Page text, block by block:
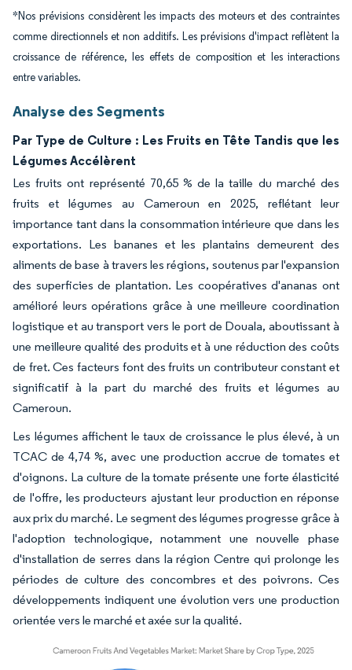
*Nos prévisions considèrent les impacts des moteurs et des contraintes
comme directionnels et non additifs. Les prévisions d'impact reflètent la
croissance de référence, les effets de composition et les interactions
entre variables.
Analyse des Segments
Par Type de Culture : Les Fruits en Tête Tandis que les
Légumes Accélèrent
Les fruits ont représenté 70,65 % de la taille du marché des
fruits et légumes au Cameroun en 2025, reflétant leur
importance tant dans la consommation intérieure que dans les
exportations. Les bananes et les plantains demeurent des
aliments de base à travers les régions, soutenus par l'expansion
des superficies de plantation. Les coopératives d'ananas ont
amélioré leurs opérations grâce à une meilleure coordination
logistique et au transport vers le port de Douala, aboutissant à
une meilleure qualité des produits et à une réduction des coûts
de fret. Ces facteurs font des fruits un contributeur constant et
significatif à la part du marché des fruits et légumes au
Cameroun.
Les légumes affichent le taux de croissance le plus élevé, à un
TCAC de 4,74 %, avec une production accrue de tomates et
d'oignons. La culture de la tomate présente une forte élasticité
de l'offre, les producteurs ajustant leur production en réponse
aux prix du marché. Le segment des légumes progresse grâce à
l'adoption technologique, notamment une nouvelle phase
d'installation de serres dans la région Centre qui prolonge les
périodes de culture des concombres et des poivrons. Ces
développements indiquent une évolution vers une production
orientée vers le marché et axée sur la qualité.